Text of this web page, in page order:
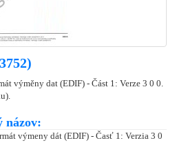
výměny dat (EDIF) - Část 1: Verze 3 0 0.
názov:
výmeny dát (EDIF) - Časť 1: Verzia 3 0